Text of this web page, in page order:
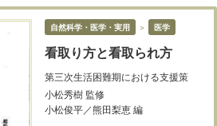
自然科学・医学・実用 ＞ 医学
看取り方と看取られ方
第三次生活困難期における支援策
小松秀樹 監修
小松俊平／熊田梨恵 編